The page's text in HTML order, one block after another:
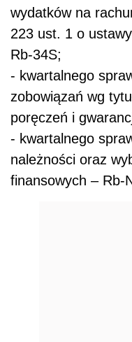
wydatków na
223 ust. 1 o
Rb-34S;
- kwartalnego
zobowiązań wg
poręczeń i
- kwartalnego
należności oraz
finansowych – Rb-